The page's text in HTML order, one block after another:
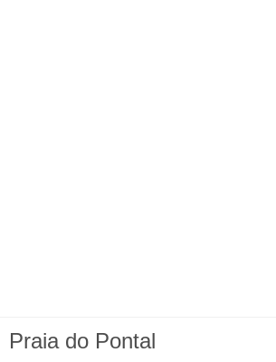
Praia do Pontal